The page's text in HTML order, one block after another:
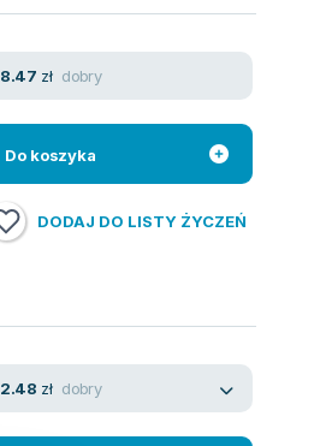
8.47 zł dobry
Do koszyka
DODAJ DO LISTY ŻYCZEŃ
2.48 zł dobry